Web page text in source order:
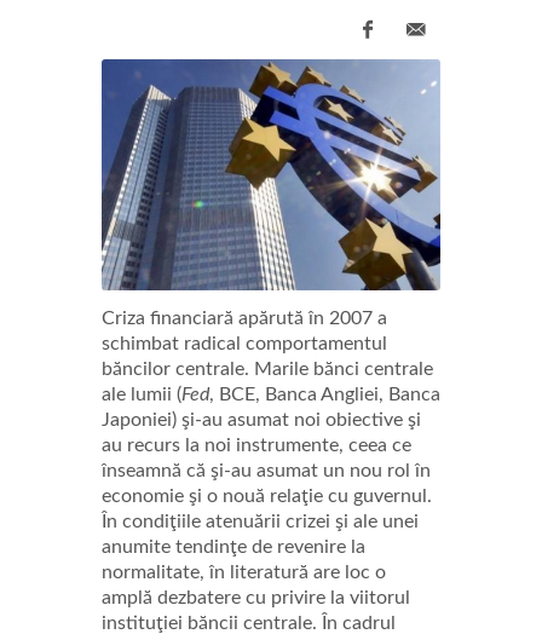
Criza financiară apărută în 2007 a
schimbat radical comportamentul
băncilor centrale. Marile bănci centrale
ale lumii (Fed, BCE, Banca Angliei, Banca
Japoniei) şi-au asumat noi obiective şi
au recurs la noi instrumente, ceea ce
înseamnă că şi-au asumat un nou rol în
economie şi o nouă relaţie cu guvernul.
În condiţiile atenuării crizei şi ale unei
anumite tendinţe de revenire la
normalitate, în literatură are loc o
amplă dezbatere cu privire la viitorul
instituţiei băncii centrale. În cadrul